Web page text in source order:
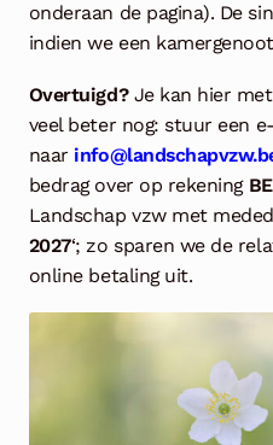
onderaan de pagina). De
indien we een
Overtuigd?Je kan hier
veel beter nog: stuur een
naar
bedrag over op rekening
Landschap vzw met
2027‘; zo sparen we de
online betaling uit.